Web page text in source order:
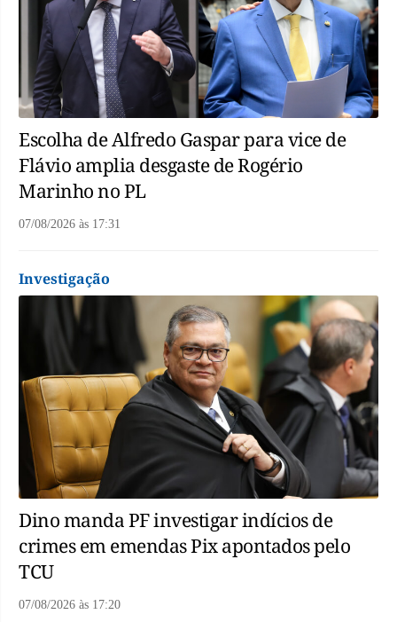
Escolha de Alfredo Gaspar para vice de
Flávio amplia desgaste de Rogério
Marinho no PL
07/08/2026 às 17:31
Investigação
Dino manda PF investigar indícios de
crimes em emendas Pix apontados pelo
TCU
07/08/2026 às 17:20